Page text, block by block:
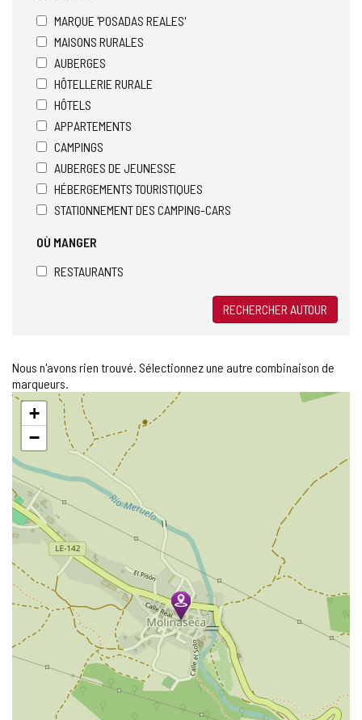
MARQUE 'POSADAS REALES'
MAISONS RURALES
AUBERGES
HÔTELLERIE RURALE
HÔTELS
APPARTEMENTS
CAMPINGS
AUBERGES DE JEUNESSE
HÉBERGEMENTS TOURISTIQUES
STATIONNEMENT DES CAMPING-CARS
OÙ MANGER
RESTAURANTS
RECHERCHER AUTOUR
Nous n'avons rien trouvé. Sélectionnez une autre combinaison de
marqueurs.
Sauter
carte
+
−